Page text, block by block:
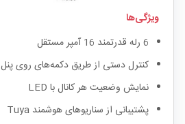
ویژگی‌ها
6 رله قدرتمند 16 آمپر مستقل
کنترل دستی از طریق دکمه‌های روی پنل
نمایش وضعیت هر کانال با LED
پشتیبانی از سناریوهای هوشمند Tuya